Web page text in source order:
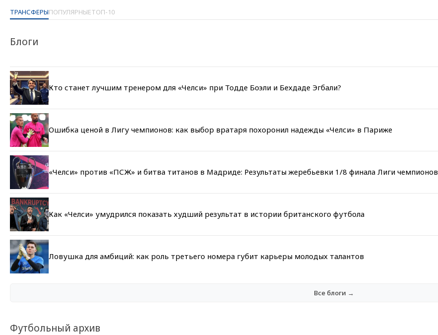
ТРАНСФЕРЫПОПУЛЯРНЫЕТОП-10
Блоги
Кто станет лучшим тренером для «Челси» при Тодде Боэли и Бехдаде Эгбали?
Ошибка ценой в Лигу чемпионов: как выбор вратаря похоронил надежды «Челси» в Париже
«Челси» против «ПСЖ» и битва титанов в Мадриде: Результаты жеребьевки 1/8 финала Лиги чемпионов
Как «Челси» умудрился показать худший результат в истории британского футбола
Ловушка для амбиций: как роль третьего номера губит карьеры молодых талантов
Все блоги →
Футбольный архив